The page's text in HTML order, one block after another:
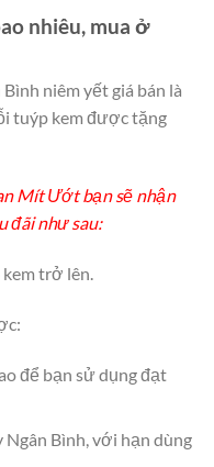
nhiêu, mua ở
niêm yết giá bán là
tuýp kem được tặng
Mít Ướt bạn sẽ nhận
đãi như sau:
trở lên.
để bạn sử dụng đạt
Ngân Bình, với hạn dùng